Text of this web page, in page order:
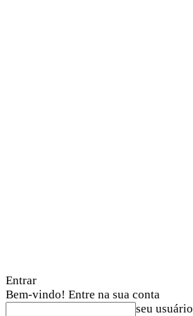
Entrar
Bem-vindo! Entre na sua conta
seu usuário